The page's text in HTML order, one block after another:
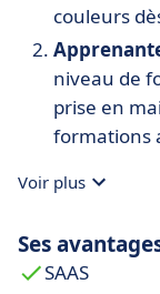
couleurs
niveau de
prise en
formations
Agile
Voir plus
Ses
SAAS